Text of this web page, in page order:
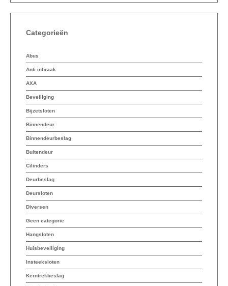
Categorieën
Abus
Anti inbraak
AXA
Beveiliging
Bijzetsloten
Binnendeur
Binnendeurbeslag
Buitendeur
Cilinders
Deurbeslag
Deursloten
Diversen
Geen categorie
Hangsloten
Huisbeveiliging
Insteeksloten
Kerntrekbeslag